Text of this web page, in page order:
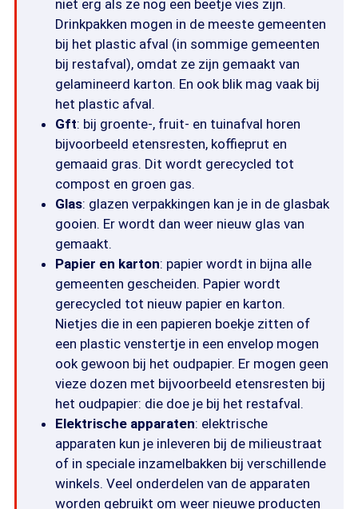
niet erg als ze nog een beetje vies zijn.
Drinkpakken mogen in de meeste gemeenten
bij het plastic afval (in sommige gemeenten
bij restafval), omdat ze zijn gemaakt van
gelamineerd karton. En ook blik mag vaak bij
het plastic afval.
Gft: bij groente-, fruit- en tuinafval horen
bijvoorbeeld etensresten, koffieprut en
gemaaid gras. Dit wordt gerecycled tot
compost en groen gas.
Glas: glazen verpakkingen kan je in de glasbak
gooien. Er wordt dan weer nieuw glas van
gemaakt.
Papier en karton: papier wordt in bijna alle
gemeenten gescheiden. Papier wordt
gerecycled tot nieuw papier en karton.
Nietjes die in een papieren boekje zitten of
een plastic venstertje in een envelop mogen
ook gewoon bij het oudpapier. Er mogen geen
vieze dozen met bijvoorbeeld etensresten bij
het oudpapier: die doe je bij het restafval.
Elektrische apparaten: elektrische
apparaten kun je inleveren bij de milieustraat
of in speciale inzamelbakken bij verschillende
winkels. Veel onderdelen van de apparaten
worden gebruikt om weer nieuwe producten